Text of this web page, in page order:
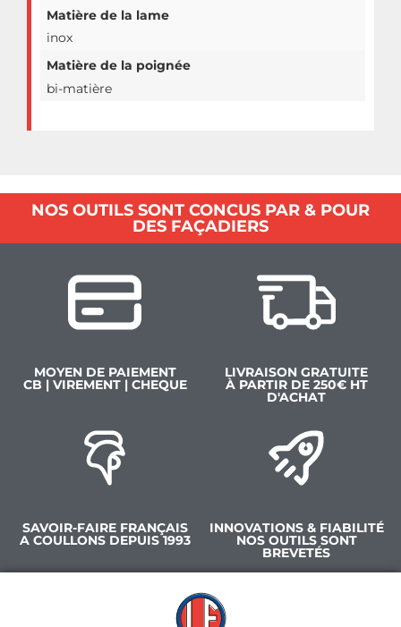
Matière de la lame
inox
Matière de la poignée
bi-matière
NOS OUTILS SONT CONCUS PAR & POUR
DES FAÇADIERS
MOYEN DE PAIEMENT
CB | VIREMENT | CHEQUE
LIVRAISON GRATUITE
À PARTIR DE 250€ HT
D'ACHAT
SAVOIR-FAIRE FRANÇAIS
A COULLONS DEPUIS 1993
INNOVATIONS & FIABILITÉ
NOS OUTILS SONT
BREVETÉS